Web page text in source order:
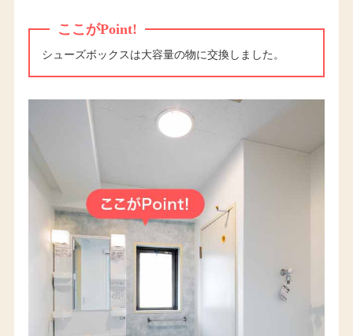
ここがPoint!
シューズボックスは大容量の物に交換しました。